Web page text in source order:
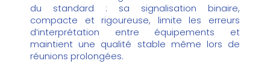
du standard : sa signalisation binaire,
compacte et rigoureuse, limite les erreurs
d’interprétation entre équipements et
maintient une qualité stable même lors de
réunions prolongées.